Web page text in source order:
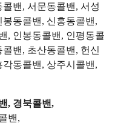
밴, 서문동콜밴, 서성
동콜밴, 신흥동콜밴,
, 인봉동콜밴, 인평동콜
밴, 초산동콜밴, 헌신
동콜밴, 상주시콜밴,
, 경북콜밴,
밴,